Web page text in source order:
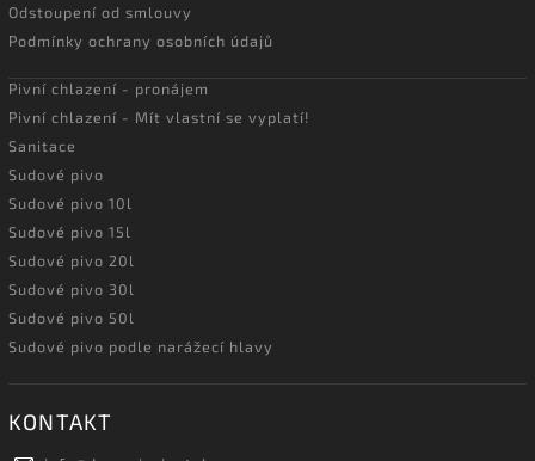
Odstoupení od smlouvy
Podmínky ochrany osobních údajů
Pivní chlazení - pronájem
Pivní chlazení - Mít vlastní se vyplatí!
Sanitace
Sudové pivo
Sudové pivo 10l
Sudové pivo 15l
Sudové pivo 20l
Sudové pivo 30l
Sudové pivo 50l
Sudové pivo podle narážecí hlavy
KONTAKT